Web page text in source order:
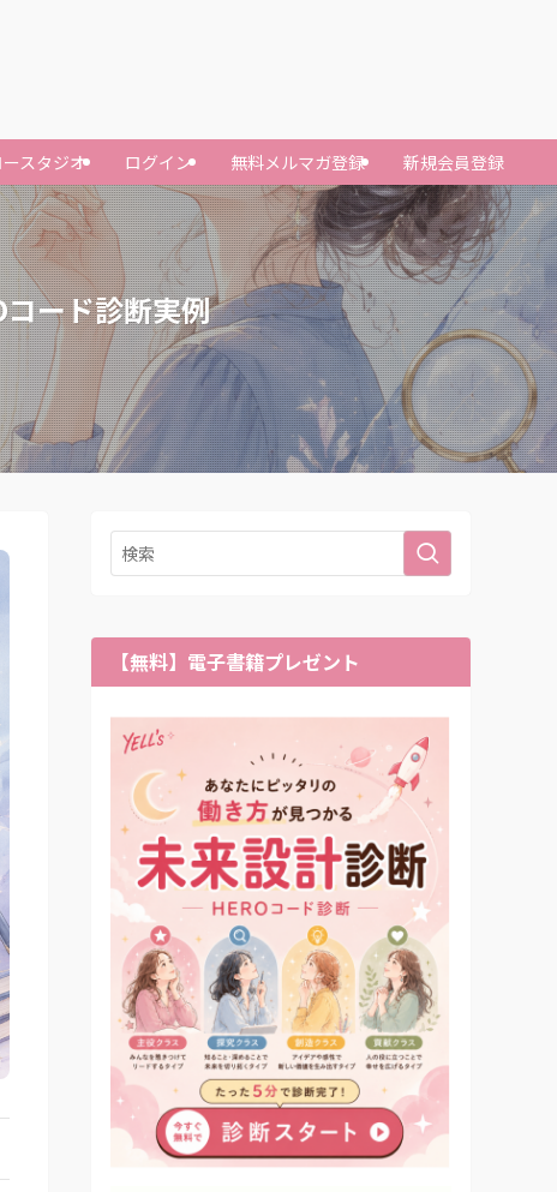
ースタジオ ログイン 無料メルマガ登録 新規会員登録
ード診断実例
【無料】電子書籍プレゼント